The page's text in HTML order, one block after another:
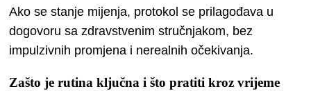
Ako se stanje mijenja, protokol se prilagođava u
dogovoru sa zdravstvenim stručnjakom, bez
impulzivnih promjena i nerealnih očekivanja.
Zašto je rutina ključna i što pratiti kroz vrijeme